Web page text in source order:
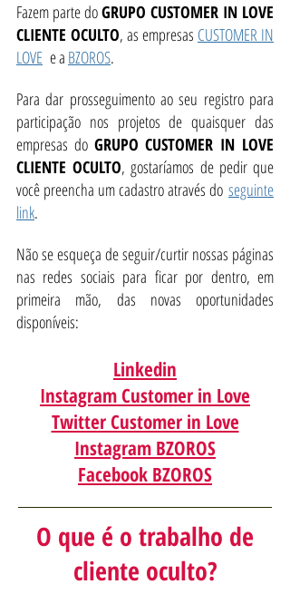
Fazem parte doGRUPO CUSTOMER IN LOVE
CLIENTE OCULTO, as empresas CUSTOMER IN
LOVE e a BZOROS.
Para dar prosseguimento ao seu registro para
participação nos projetos de quaisquer das
empresas do GRUPO CUSTOMER IN LOVE
CLIENTE OCULTO, gostaríamos de pedir que
você preencha um cadastro através do seguinte
link.
Não se esqueça de seguir/curtir nossas páginas
nas redes sociais para ficar por dentro, em
primeira mão, das novas oportunidades
disponíveis:
Linkedin
Instagram Customer in Love
Twitter Customer in Love
Instagram BZOROS
Facebook BZOROS
O que é o trabalho de
cliente oculto?